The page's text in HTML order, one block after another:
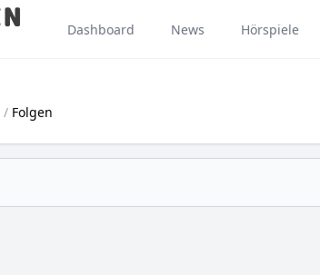
Dashboard News Hörspiele
Folgen